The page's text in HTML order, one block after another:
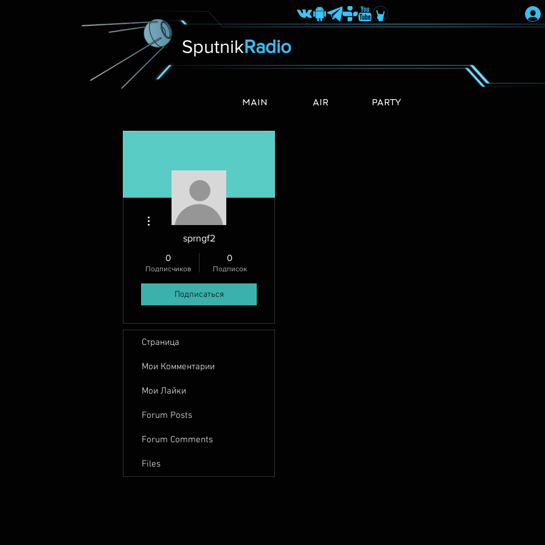
MAIN AIR PARTY
SputnikRadio
sprngf2
0
Подписчиков
0
Подписок
Подписаться
Другие действия
Страница
Мои Комментарии
Мои Лайки
Forum Posts
Forum Comments
Files